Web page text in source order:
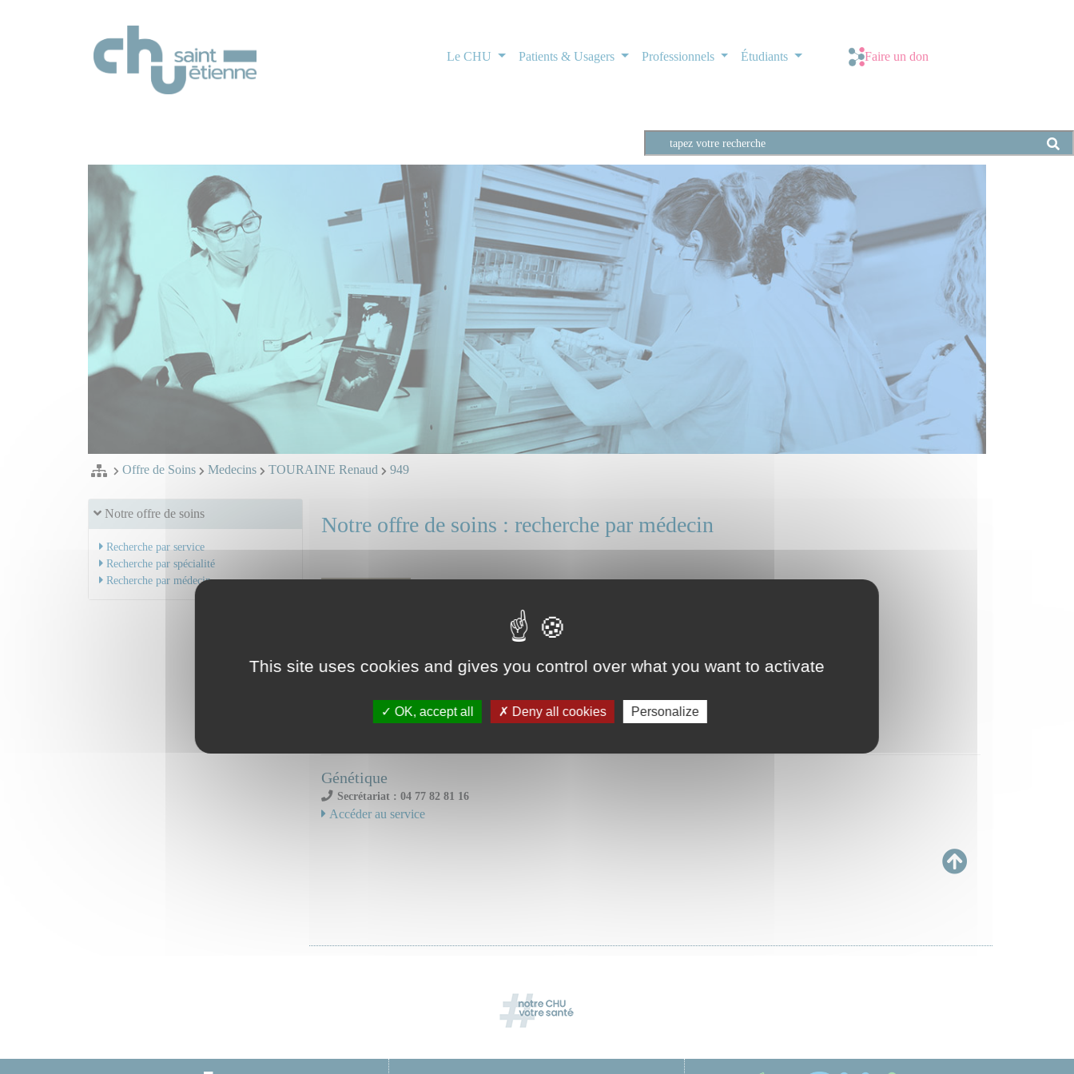
Le CHU Patients & Usagers Professionnels Étudiants Faire un don
Offre de Soins Medecins TOURAINE Renaud 949
Notre offre de soins
Recherche par service
Recherche par spécialité
Recherche par médecin
Notre offre de soins : recherche par médecin
Service(s) ou unité(s) concerné(s) :
Génétique
Secrétariat : 04 77 82 81 16
Accéder au service
This site uses cookies and gives you control over what you want to activate
OK, accept all Deny all cookies Personalize